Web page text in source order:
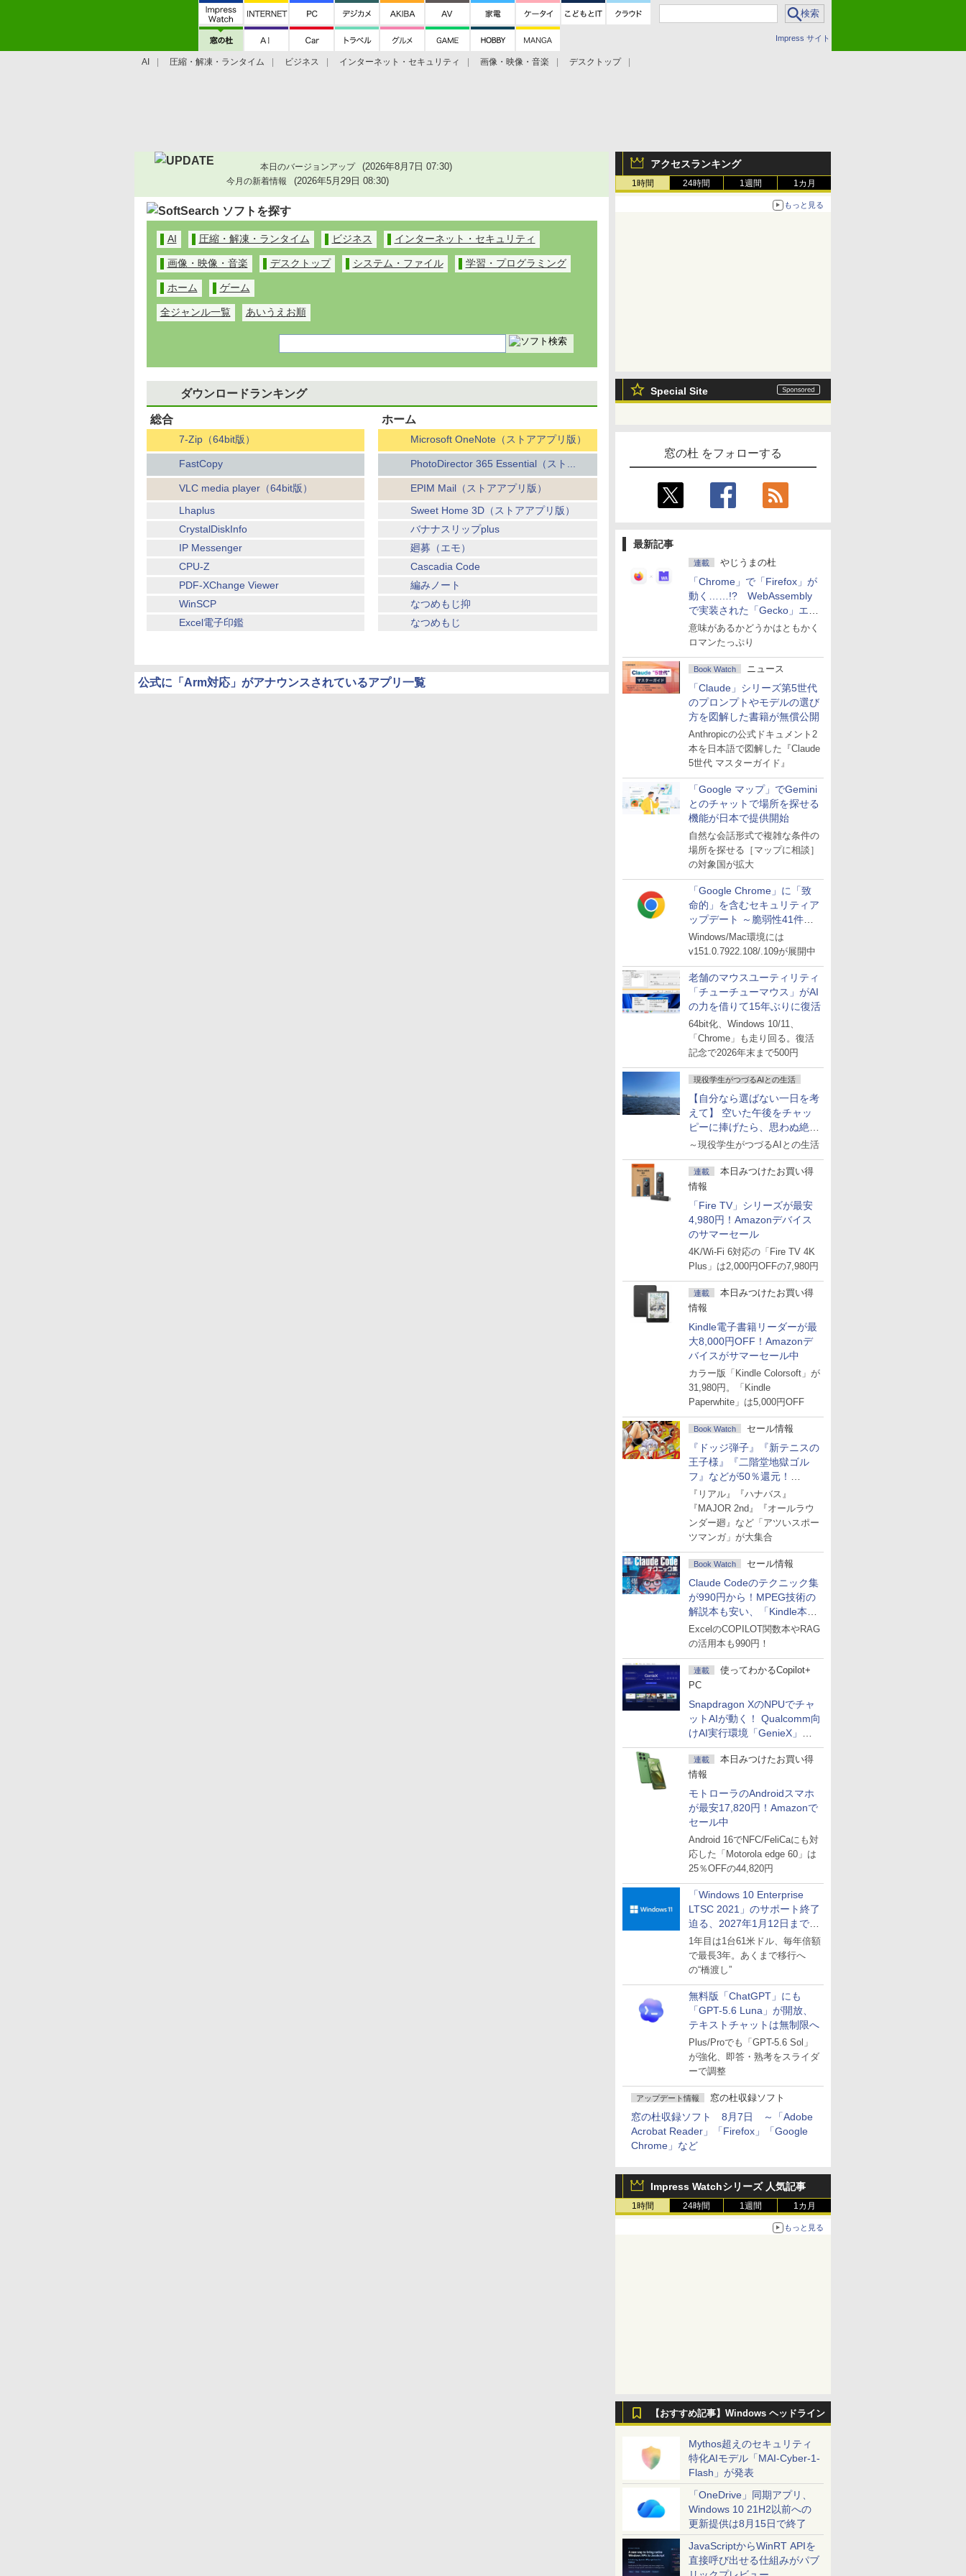
Impress サイト
AI 圧縮・解凍・ランタイム ビジネス インターネット・セキュリティ 画像・映像・音楽
デスクトップ
アクセスランキング
1時間 24時間 1週間 1カ月
もっと見る
Special Site
窓の杜 をフォローする
最新記事
連載 やじうまの杜
「Chrome」で「Firefox」が
動く……!? WebAssembly
で実装された「Gecko」エン
ジン
意味があるかどうかはともかく
ロマンたっぷり
Book Watch ニュース
「Claude」シリーズ第5世代
のプロンプトやモデルの選び
方を図解した書籍が無償公開
Anthropicの公式ドキュメント2
本を日本語で図解した『Claude
5世代 マスターガイド』
「Google マップ」でGemini
とのチャットで場所を探せる
機能が日本で提供開始
自然な会話形式で複雑な条件の
場所を探せる［マップに相談］
の対象国が拡大
「Google Chrome」に「致
命的」を含むセキュリティア
ップデート ～脆弱性41件に
対処
Windows/Mac環境には
v151.0.7922.108/.109が展開中
老舗のマウスユーティリティ
「チューチューマウス」がAI
の力を借りて15年ぶりに復活
64bit化、Windows 10/11、
「Chrome」も走り回る。復活
記念で2026年末まで500円
現役学生がつづるAIとの生活
【自分なら選ばない一日を考
えて】 空いた午後をチャッ
ピーに捧げたら、思わぬ絶景
に出会った話
～現役学生がつづるAIとの生活
連載
本日みつけたお買い得
情報
「Fire TV」シリーズが最安
4,980円！Amazonデバイス
のサマーセール
4K/Wi-Fi 6対応の「Fire TV 4K
Plus」は2,000円OFFの7,980円
連載
本日みつけたお買い得
情報
Kindle電子書籍リーダーが最
大8,000円OFF！Amazonデ
バイスがサマーセール中
カラー版「Kindle Colorsoft」が
31,980円。「Kindle
Paperwhite」は5,000円OFF
Book Watch セール情報
『ドッジ弾子』『新テニスの
王子様』『二階堂地獄ゴル
フ』などが50％還元！
Amazonマンガ週末セール
『リアル』『ハナバス』
『MAJOR 2nd』『オールラウ
ンダー廻』など「アツいスポー
ツマンガ」が大集合
Book Watch セール情報
Claude Codeのテクニック集
が990円から！MPEG技術の
解説本も安い、「Kindle本サ
マーセール」第2弾開始！
ExcelのCOPILOT関数本やRAG
の活用本も990円！
連載
使ってわかるCopilot+
PC
Snapdragon XのNPUでチャ
ットAIが動く！ Qualcomm向
けAI実行環境「GenieX」を
試してみた
連載
本日みつけたお買い得
情報
モトローラのAndroidスマホ
が最安17,820円！Amazonで
セール中
Android 16でNFC/FeliCaにも対
応した「Motorola edge 60」は
25％OFFの44,820円
「Windows 10 Enterprise
LTSC 2021」のサポート終了
迫る、2027年1月12日まで
～ESUは9月1日から販売
1年目は1台61米ドル、毎年倍額
で最長3年。あくまで移行へ
の“橋渡し”
無料版「ChatGPT」にも
「GPT-5.6 Luna」が開放、
テキストチャットは無制限へ
Plus/Proでも「GPT-5.6 Sol」
が強化、即答・熟考をスライダ
ーで調整
アップデート情報 窓の杜収録ソフト
窓の杜収録ソフト 8月7日 ～「Adobe
Acrobat Reader」「Firefox」「Google
Chrome」など
Impress Watchシリーズ 人気記事
1時間 24時間 1週間 1カ月
もっと見る
【おすすめ記事】Windows ヘッドライン
Mythos超えのセキュリティ
特化AIモデル「MAI-Cyber-1-
Flash」が発表
「OneDrive」同期アプリ、
Windows 10 21H2以前への
更新提供は8月15日で終了
JavaScriptからWinRT APIを
直接呼び出せる仕組みがパブ
2026年8月7日 07:30
2026年5月29日 08:30
AI 圧縮・解凍・ランタイム ビジネス インターネット・セキュリティ
画像・映像・音楽 デスクトップ システム・ファイル 学習・プログラミング
ホーム ゲーム
全ジャンル一覧 あいうえお順
ダウンロードランキング
総合
7-Zip（64bit版）
FastCopy
VLC media player（64bit版）
Lhaplus
CrystalDiskInfo
IP Messenger
CPU-Z
PDF-XChange Viewer
WinSCP
Excel電子印鑑
ホーム
Microsoft OneNote（ストアアプリ版）
PhotoDirector 365 Essential（スト...
EPIM Mail（ストアアプリ版）
Sweet Home 3D（ストアアプリ版）
バナナスリップplus
廻募（エモ）
Cascadia Code
編みノート
なつめもじ抑
なつめもじ
公式に「Arm対応」がアナウンスされているアプリ一覧